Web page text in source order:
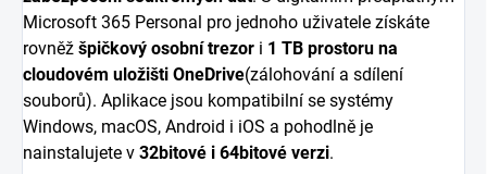
Microsoft 365 Personal pro jednoho uživatele získáte
rovněž špičkový osobní trezor i 1 TB prostoru na
cloudovém uložišti OneDrive(zálohování a sdílení
souborů). Aplikace jsou kompatibilní se systémy
Windows, macOS, Android i iOS a pohodlně je
nainstalujete v 32bitové i 64bitové verzi.